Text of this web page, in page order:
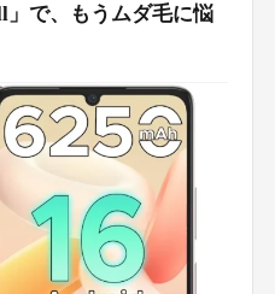
で、もうムダ毛に悩